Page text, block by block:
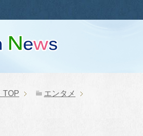
TOP
エンタメ